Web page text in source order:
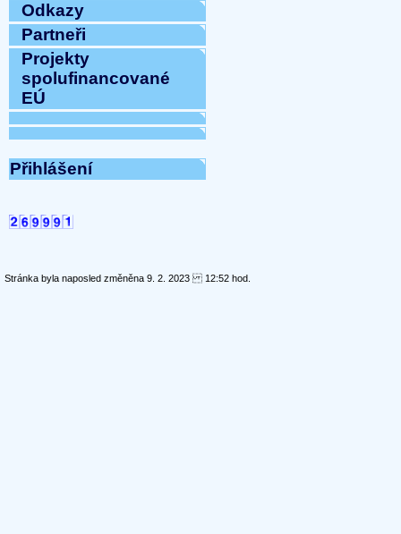
Odkazy
Partneři
Projekty
spolufinancované
EÚ
Přihlášení
Stránka byla naposled změněna 9. 2. 2023 12:52 hod.